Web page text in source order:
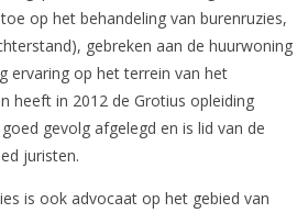
op het behandeling van burenruzies,
gebreken aan de huurwoning
ervaring op het terrein van het
heeft in 2012 de Grotius opleiding
gevolg afgelegd en is lid van de
juristen.
is ook advocaat op het gebied van